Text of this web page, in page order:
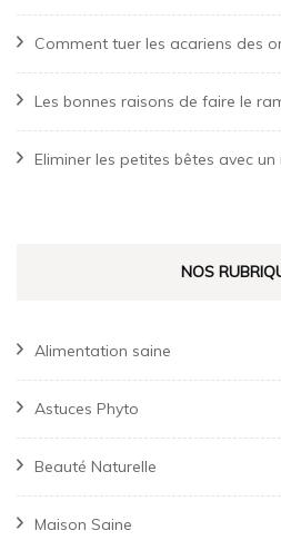
Comment tuer les acariens des
Les bonnes raisons de faire le
Eliminer les petites bêtes avec
NOS
Alimentation saine
Astuces Phyto
Beauté Naturelle
Maison Saine